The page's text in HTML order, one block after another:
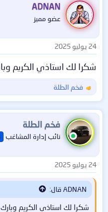
لتحميل النسخة وتثبيتها
الرسمي من جوجل الذي
ملاحظة:هذه النسخة
ما عدا ميزة تثبيت
أتمنى أن
ADNAN
عضو مميز
24 يوليو 2025
شكرا لك استاذي الكريم
ل
ت
ف
ا
ع
ا
ت
:
فخم الطلة
فخم الطلة
نائب إدارة المشاغب
24 يوليو 2025
ADNAN قال:
شكرا لك استاذي الكريم وبارك